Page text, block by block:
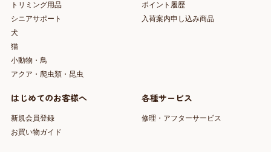
トリミング用品
シニアサポート
犬
猫
小動物・鳥
アクア・爬虫類・昆虫
ポイント履歴
入荷案内申し込み商品
はじめてのお客様へ
新規会員登録
お買い物ガイド
各種サービス
修理・アフターサービス